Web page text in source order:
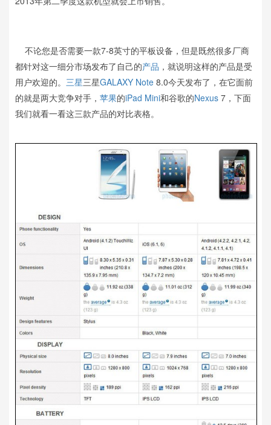
不论您是否需要一款7-8英寸的平板设备，但是既然很多厂商
都针对这一细分市场发布了自己的产品 ，就说明这样的产品是受
用户欢迎的。 三星三星GALAXY Note 8.0今天发布了，在它面前
的就是两大竞争对手， 苹果的iPad Mini和谷歌的Nexus 7，下面
我们就看一看这三款产品的对比表格。